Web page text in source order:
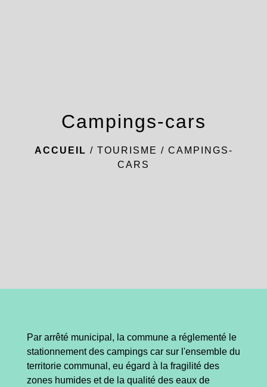
Campings-cars
ACCUEIL / TOURISME / CAMPINGS-
CARS
Par arrêté municipal, la commune a réglementé le
stationnement des campings car sur l'ensemble du
territorie communal, eu égard à la fragilité des
zones humides et de la qualité des eaux de